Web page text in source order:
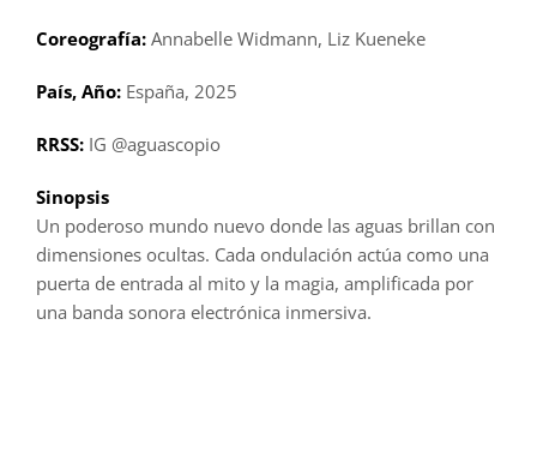
Coreografía:Annabelle Widmann, Liz Kueneke
País, Año:España, 2025
RRSS:IG @aguascopio
Sinopsis
Un poderoso mundo nuevo donde las aguas brillan con
dimensiones ocultas. Cada ondulación actúa como una
puerta de entrada al mito y la magia, amplificada por
una banda sonora electrónica inmersiva.